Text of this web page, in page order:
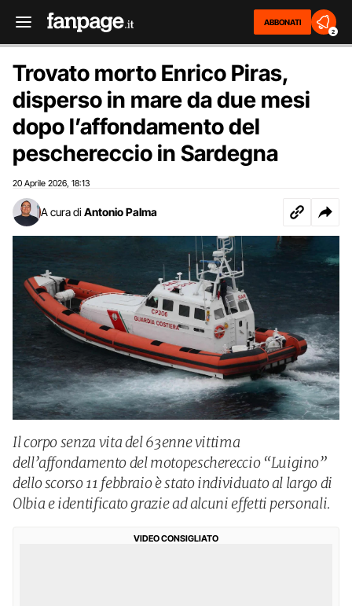
ABBONATI
2
Trovato morto Enrico Piras,
disperso in mare da due mesi
dopo l’affondamento del
peschereccio in Sardegna
20 Aprile 2026 18:13
A cura di Antonio Palma
Il corpo senza vita del 63enne vittima
dell’affondamento del motopeschereccio “Luigino”
dello scorso 11 febbraio è stato individuato al largo di
Olbia e identificato grazie ad alcuni effetti personali.
VIDEO CONSIGLIATO